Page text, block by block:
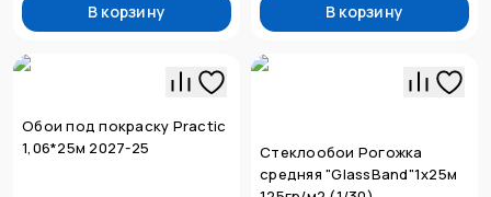
В корзину В корзину
Обои под покраску Practic
1,06*25м 2027-25
Стеклообои Рогожка
средняя "GlassBand"1х25м